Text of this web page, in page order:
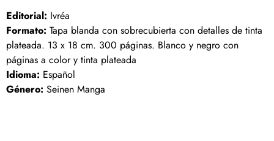
Editorial: Ivréa
Formato: Tapa blanda con sobrecubierta con detalles de tinta
plateada. 13 x 18 cm. 300 páginas. Blanco y negro con
páginas a color y tinta plateada
Idioma: Español
Género: Seinen Manga